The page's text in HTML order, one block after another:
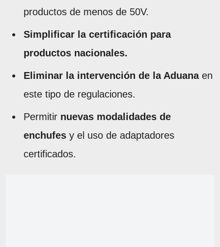
productos de menos de 50V.
Simplificar la certificación para
productos nacionales.
Eliminar la intervención de la Aduanaen
este tipo de regulaciones.
Permitir nuevas modalidades de
enchufes y el uso de adaptadores
certificados.